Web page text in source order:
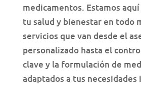
medicamentos. Estamos
tu salud y bienestar en todo
servicios que van desde el
personalizado hasta el
clave y la formulación de
adaptados a tus